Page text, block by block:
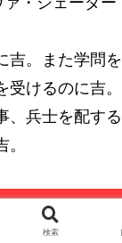
吉。また学問
受けるのに吉
、兵士を配す
れの六曜と
検索